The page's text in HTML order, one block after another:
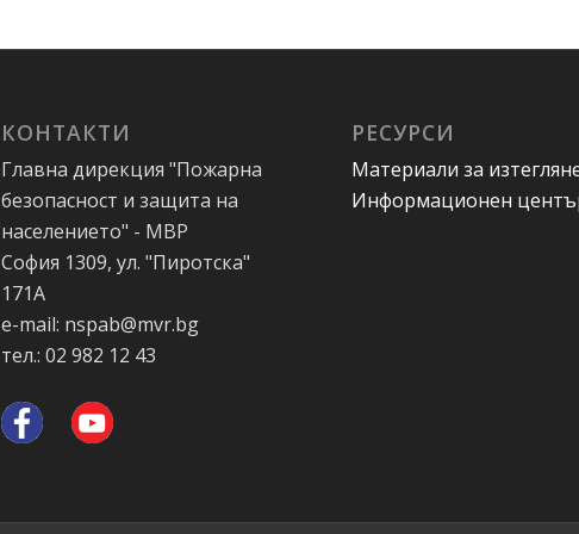
КОНТАКТИ
Главна дирекция "Пожарна
безопасност и защита на
населението" - МВР
София 1309, ул. "Пиротска"
171А
e-mail: nspab@mvr.bg
тел.: 02 982 12 43
РЕСУРСИ
Материали за
Информационен